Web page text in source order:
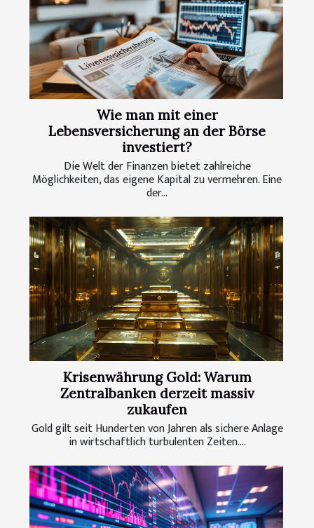
Wie man mit einer
Lebensversicherung an der Börse
investiert?
Die Welt der Finanzen bietet zahlreiche
Möglichkeiten, das eigene Kapital zu vermehren. Eine
der...
Krisenwährung Gold: Warum
Zentralbanken derzeit massiv
zukaufen
Gold gilt seit Hunderten von Jahren als sichere Anlage
in wirtschaftlich turbulenten Zeiten....